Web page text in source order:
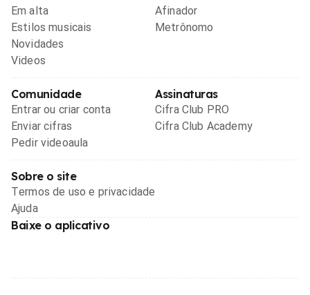
Em alta
Estilos musicais
Novidades
Videos
Afinador
Metrônomo
Comunidade
Entrar ou criar conta
Enviar cifras
Pedir videoaula
Assinaturas
Cifra Club PRO
Cifra Club Academy
Sobre o site
Termos de uso e privacidade
Ajuda
Baixe o aplicativo